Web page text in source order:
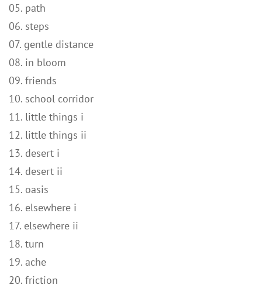
05. path
06. steps
07. gentle distance
08. in bloom
09. friends
10. school corridor
11. little things i
12. little things ii
13. desert i
14. desert ii
15. oasis
16. elsewhere i
17. elsewhere ii
18. turn
19. ache
20. friction